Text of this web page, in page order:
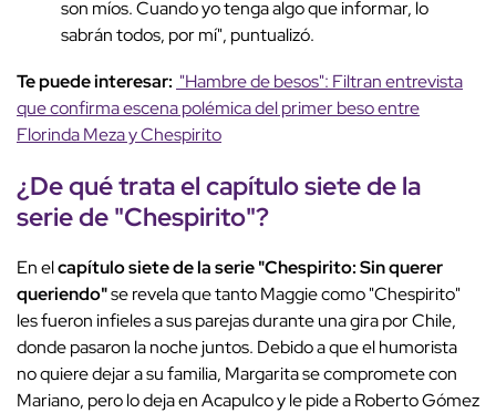
son míos. Cuando yo tenga algo que informar, lo
sabrán todos, por mí", puntualizó.
Te puede interesar: "Hambre de besos": Filtran entrevista
que confirma escena polémica del primer beso entre
Florinda Meza y Chespirito
¿De qué trata el capítulo siete de la
serie de "Chespirito"?
En elcapítulo siete de la serie "Chespirito: Sin querer
queriendo"se revela que tanto Maggie como "Chespirito"
les fueron infieles a sus parejas durante una gira por Chile,
donde pasaron la noche juntos. Debido a que el humorista
no quiere dejar a su familia, Margarita se compromete con
Mariano, pero lo deja en Acapulco y le pide a Roberto Gómez